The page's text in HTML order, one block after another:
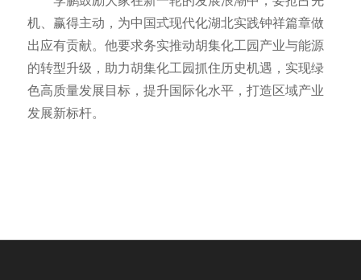
机、赢得主动，为中国式现代化湖北实践钟祥篇章做
出应有贡献。他要求务实推动胡集化工园产业与能源
的转型升级，助力胡集化工园抓住历史机遇，实现绿
色高质量发展目标，提升国际化水平，打造区域产业
发展新标杆。